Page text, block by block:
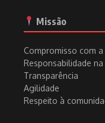
Missão
Compromisso com a
Responsabilidade
Transparência
Agilidade
Respeito à